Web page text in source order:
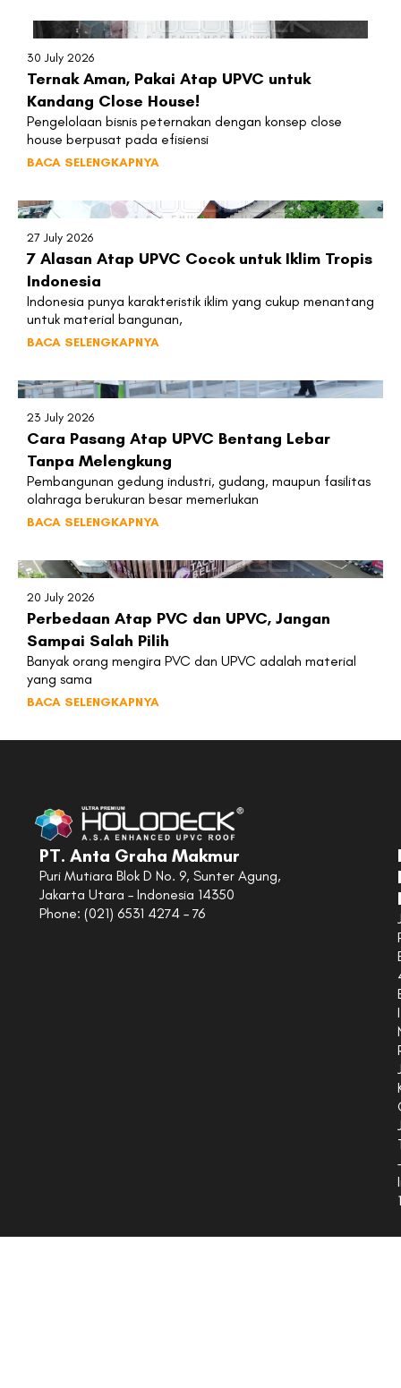
30 July 2026
Ternak Aman, Pakai Atap UPVC untuk
Kandang Close House!
Pengelolaan bisnis peternakan dengan konsep close
house berpusat pada efisiensi
BACA SELENGKAPNYA
27 July 2026
7 Alasan Atap UPVC Cocok untuk Iklim Tropis
Indonesia
Indonesia punya karakteristik iklim yang cukup menantang
untuk material bangunan,
BACA SELENGKAPNYA
23 July 2026
Cara Pasang Atap UPVC Bentang Lebar
Tanpa Melengkung
Pembangunan gedung industri, gudang, maupun fasilitas
olahraga berukuran besar memerlukan
BACA SELENGKAPNYA
20 July 2026
Perbedaan Atap PVC dan UPVC, Jangan
Sampai Salah Pilih
Banyak orang mengira PVC dan UPVC adalah material
yang sama
BACA SELENGKAPNYA
PT. Anta Graha Makmur
Puri Mutiara Blok D No. 9, Sunter Agung,
Jakarta Utara – Indonesia 14350
Phone: (021) 6531 4274 – 76
I